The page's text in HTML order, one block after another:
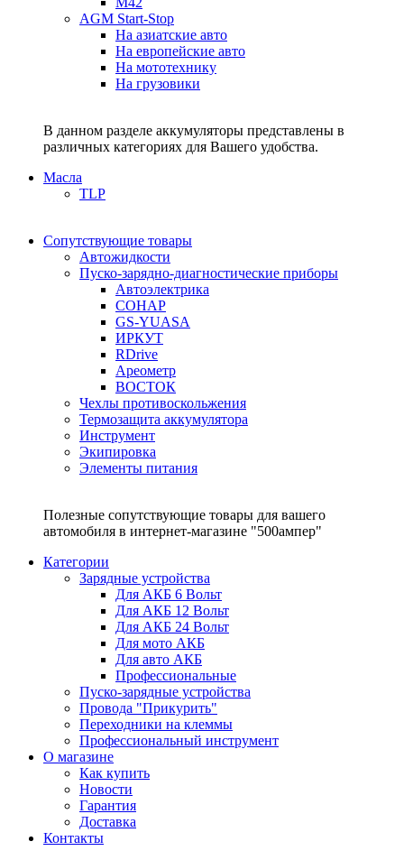
AGM Start-Stop
На азиатские авто
На европейские авто
На мототехнику
На грузовики
В данном разделе аккумуляторы представлены в
различных категориях для Вашего удобства.
Масла
TLP
Сопутствующие товары
Автожидкости
Пуско-зарядно-диагностические приборы
Автоэлектрика
СОНАР
GS-YUASA
ИРКУТ
RDrive
Ареометр
ВОСТОК
Чехлы противоскольжения
Термозащита аккумулятора
Инструмент
Экипировка
Элементы питания
Полезные сопутствующие товары для вашего
автомобиля в интернет-магазине "500ампер"
Категории
Зарядные устройства
Для АКБ 6 Вольт
Для АКБ 12 Вольт
Для АКБ 24 Вольт
Для мото АКБ
Для авто АКБ
Профессиональные
Пуско-зарядные устройства
Провода "Прикурить"
Переходники на клеммы
Профессиональный инструмент
О магазине
Как купить
Новости
Гарантия
Доставка
Контакты